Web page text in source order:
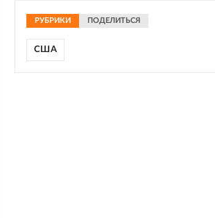
РУБРИКИ ПОДЕЛИТЬСЯ
США